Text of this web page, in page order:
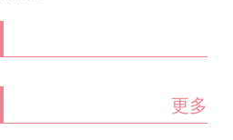
更多